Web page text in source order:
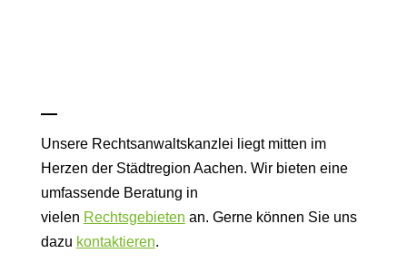
Unsere Rechtsanwaltskanzlei liegt mitten im
Herzen der Städtregion Aachen. Wir bieten eine
umfassende Beratung in
vielen Rechtsgebieten an. Gerne können Sie uns
dazu kontaktieren.